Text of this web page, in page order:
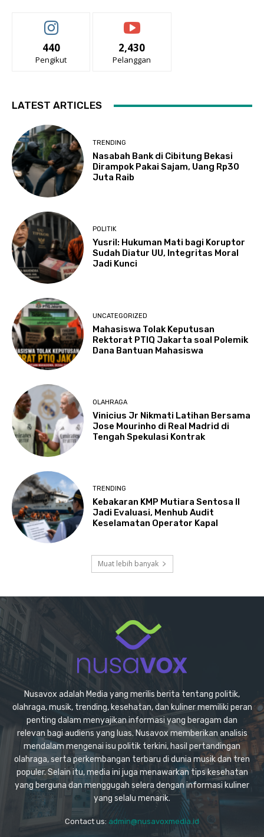
440
Pengikut
2,430
Pelanggan
LATEST ARTICLES
TRENDING
Nasabah Bank di Cibitung Bekasi
Dirampok Pakai Sajam, Uang Rp30
Juta Raib
POLITIK
Yusril: Hukuman Mati bagi Koruptor
Sudah Diatur UU, Integritas Moral
Jadi Kunci
UNCATEGORIZED
Mahasiswa Tolak Keputusan
Rektorat PTIQ Jakarta soal Polemik
Dana Bantuan Mahasiswa
OLAHRAGA
Vinicius Jr Nikmati Latihan Bersama
Jose Mourinho di Real Madrid di
Tengah Spekulasi Kontrak
TRENDING
Kebakaran KMP Mutiara Sentosa II
Jadi Evaluasi, Menhub Audit
Keselamatan Operator Kapal
Muat lebih banyak
Nusavox adalah Media yang merilis berita tentang politik,
olahraga, musik, trending, kesehatan, dan kuliner memiliki peran
penting dalam menyajikan informasi yang beragam dan
relevan bagi audiens yang luas. Nusavox memberikan analisis
mendalam mengenai isu politik terkini, hasil pertandingan
olahraga, serta perkembangan terbaru di dunia musik dan tren
populer. Selain itu, media ini juga menawarkan tips kesehatan
yang berguna dan menggugah selera dengan informasi kuliner
yang selalu menarik.
Contact us: admin@nusavoxmedia.id